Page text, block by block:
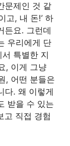
문제인 것 같
고, 내 돈!’ 하
든요. 그런데
우리에게 단
특별한 지
, 이게 그냥
, 어떤 분들은
다. 왜 이렇게
받을 수 있는
고 직접 경험